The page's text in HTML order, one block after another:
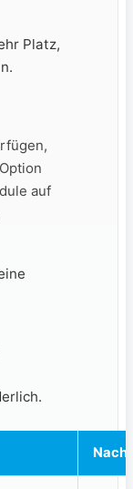
Platz,
⁢auf